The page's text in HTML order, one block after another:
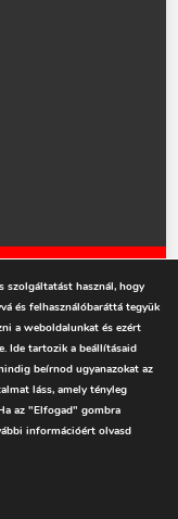
szolgáltatást használ, hogy
és felhasználóbaráttá tegyük
a weboldalunkat és ezért
Ide tartozik a beállításaid
beírnod ugyanazokat az
láss, amely tényleg
az "Elfogad" gombra
információért olvasd